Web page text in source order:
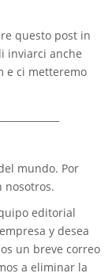
questo post in
inviarci anche
e ci metteremo
mundo. Por
nosotros.
editorial
y desea
un breve correo
a eliminar la